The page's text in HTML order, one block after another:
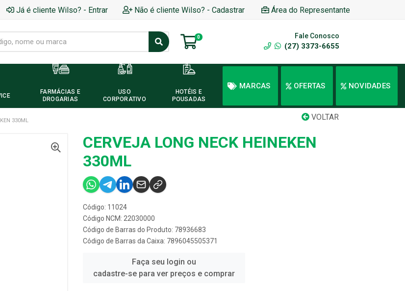
Já é cliente Wilso? - Entrar Não é cliente Wilso? - Cadastrar Área do Representante
0 Fale Conosco
(27) 3373-6655
FARMÁCIAS E
DROGARIAS
USO
CORPORATIVO
HOTÉIS E
POUSADAS
MARCAS OFERTAS NOVIDADES
VOLTAR
330ML
CERVEJA LONG NECK HEINEKEN
330ML
Código: 11024
Código NCM: 22030000
Código de Barras do Produto: 78936683
Código de Barras da Caixa: 7896045505371
Faça seu login ou
cadastre-se para ver preços e comprar